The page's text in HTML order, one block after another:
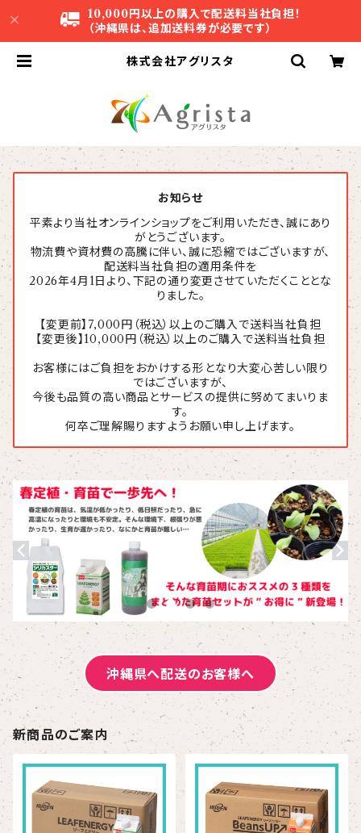
10,000円以上の購入で配送料当社負担！
（沖縄県は、追加送料券が必要です）
株式会社アグリスタ
お知らせ
平素より当社オンラインショップをご利用いただき、誠にあり
がとうございます。
物流費や資材費の高騰に伴い、誠に恐縮ではございますが、
配送料当社負担の適用条件を
2026年4月1日より、下記の通り変更させていただくこととな
りました。
【変更前】7,000円（税込）以上のご購入で送料当社負担
【変更後】10,000円（税込）以上のご購入で送料当社負担
お客様にはご負担をおかけする形となり大変心苦しい限り
ではございますが、
今後も品質の高い商品とサービスの提供に努めてまいりま
す。
何卒ご理解賜りますようお願い申し上げます。
沖縄県へ配送のお客様へ
新商品のご案内